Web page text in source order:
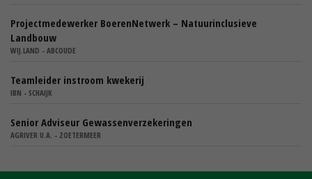
Projectmedewerker BoerenNetwerk – Natuurinclusieve
Landbouw
WIJ.LAND - ABCOUDE
Teamleider instroom kwekerij
IBN - SCHAIJK
Senior Adviseur Gewassenverzekeringen
AGRIVER U.A. - ZOETERMEER